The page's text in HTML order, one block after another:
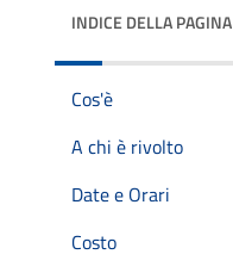
INDICE DELLA PAGINA
Cos'è
A chi è rivolto
Date e Orari
Costo